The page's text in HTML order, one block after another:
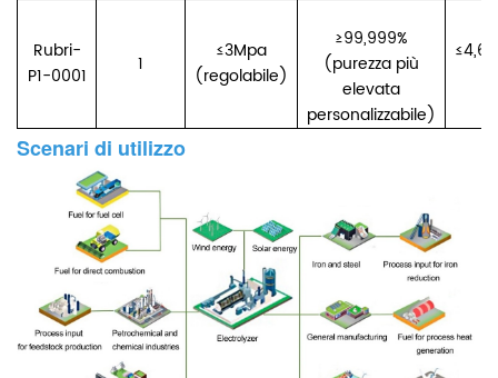
Rubri-
P1-0001
1
≤3Mpa
(regolabile)
≥99,999%
(purezza più
elevata
personalizzabile)
Scenari di utilizzo